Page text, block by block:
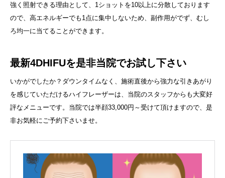
強く照射できる理由として、1ショットを10以上に分散しております
ので、高エネルギーでも1点に集中しないため、副作用がでず、むし
ろ均一に当てることができます。
最新4DHIFUを是非当院でお試し下さい
いかがでしたか？ダウンタイムなく、施術直後から強力な引きあがり
を感じていただけるハイフレーザーは、当院のスタッフからも大変好
評なメニューです。当院では半顔33,000円～受けて頂けますので、是
非お気軽にご予約下さいませ。